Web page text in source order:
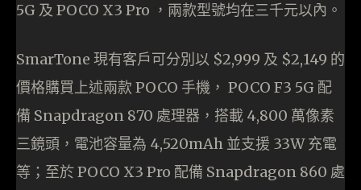
5G 及 POCO X3 Pro ，兩款型號均在三千元以內。
SmarTone 現有客戶可分別以 $2,999 及 $2,149 的
價格購買上述兩款 POCO 手機， POCO F3 5G 配
備 Snapdragon 870 處理器，搭載 4,800 萬像素
三鏡頭，電池容量為 4,520mAh 並支援 33W 充電
等；至於 POCO X3 Pro 配備 Snapdragon 860 處